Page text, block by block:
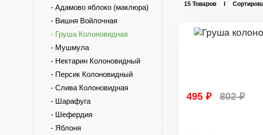
- Адамово яблоко (маклюра)
- Вишня Войлочная
- Груша Колоновидная
- Мушмула
- Нектарин Колоновидный
- Персик Колоновидный
- Слива Колоновидная
- Шарафуга
- Шефердия
- Яблоня
15 Товаров I
495 ₽ 802 ₽